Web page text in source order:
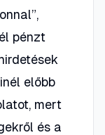
pénzt
előbb
mert
és a